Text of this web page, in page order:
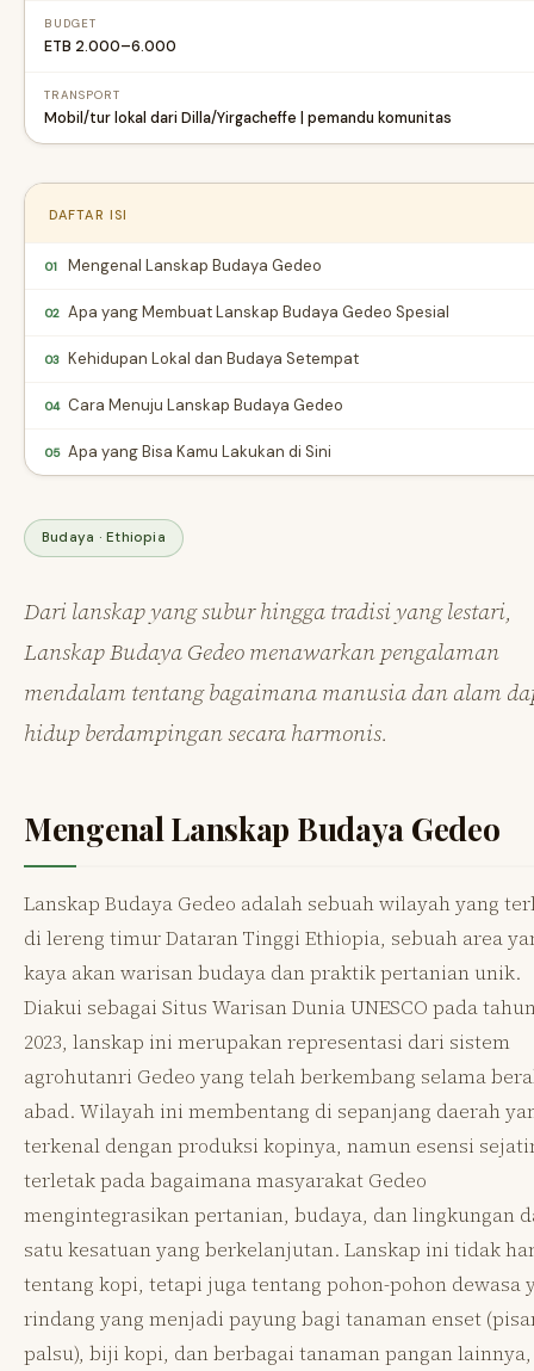
BUDGET
ETB 2.000–6.000
TRANSPORT
Mobil/tur lokal dari Dilla/Yirgacheffe | pemandu komunitas
DAFTAR ISI
01 Mengenal Lanskap Budaya Gedeo
02 Apa yang Membuat Lanskap Budaya Gedeo Spesial
03 Kehidupan Lokal dan Budaya Setempat
04 Cara Menuju Lanskap Budaya Gedeo
05 Apa yang Bisa Kamu Lakukan di Sini
Budaya · Ethiopia
Dari lanskap yang subur hingga tradisi yang lestari,
Lanskap Budaya Gedeo menawarkan pengalaman
mendalam tentang bagaimana manusia dan alam
hidup berdampingan secara harmonis.
Mengenal Lanskap Budaya Gedeo
Lanskap Budaya Gedeo adalah sebuah wilayah yang
di lereng timur Dataran Tinggi Ethiopia, sebuah area
kaya akan warisan budaya dan praktik pertanian unik.
Diakui sebagai Situs Warisan Dunia UNESCO pada
2023, lanskap ini merupakan representasi dari sistem
agrohutanri Gedeo yang telah berkembang selama
abad. Wilayah ini membentang di sepanjang daerah
terkenal dengan produksi kopinya, namun esensi
terletak pada bagaimana masyarakat Gedeo
mengintegrasikan pertanian, budaya, dan lingkungan
satu kesatuan yang berkelanjutan. Lanskap ini tidak
tentang kopi, tetapi juga tentang pohon-pohon dewasa
rindang yang menjadi payung bagi tanaman enset
palsu), biji kopi, dan berbagai tanaman pangan lainnya,